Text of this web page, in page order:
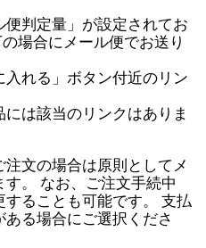
判定量」が設定されてお
場合にメール便でお送り
れる」ボタン付近のリン
は該当のリンクはありま
文の場合は原則としてメ
。 なお、ご注文手続中
ることも可能です。 支払
る場合にご選択くださ